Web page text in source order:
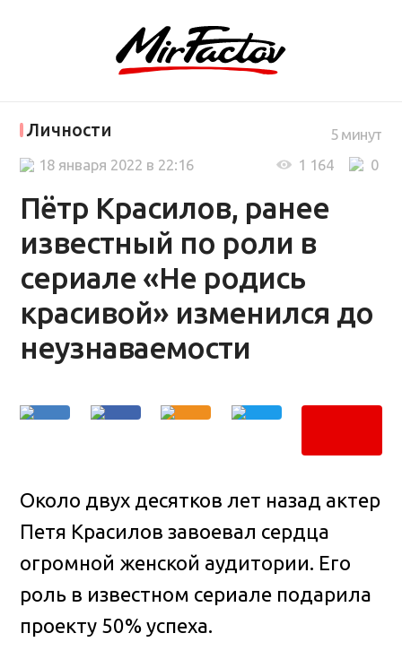
Личности
Пётр Красилов, ранее
известный по роли в
сериале «Не родись
красивой» изменился до
неузнаваемости
5 минут
0
1 164
18 января 2022 в 22:16
Около двух десятков лет назад актер
Петя Красилов завоевал сердца
огромной женской аудитории. Его
роль в известном сериале подарила
проекту 50% успеха.